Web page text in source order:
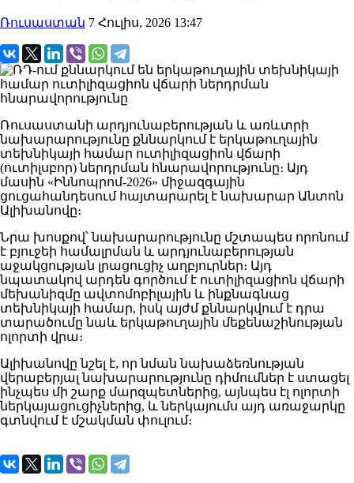
Ռուսաստան 7 Հուլիս, 2026 13:47
Ռուսաստանի արդյունաբերության և առևտրի
նախարարությունը քննարկում է երկաթուղային
տեխնիկայի համար ուտիլիզացիոն վճարի
(ուտիլսբոր) ներդրման հնարավորությունը։ Այդ
մասին «Իննոպրոմ-2026» միջազգային
ցուցահանդեսում հայտարարել է նախարար Անտոն
Ալիխանովը։
Նրա խոսքով՝ նախարարությունը մշտապես որոնում
է բյուջեի համալրման և արդյունաբերության
աջակցության լրացուցիչ աղբյուրներ։ Այդ
նպատակով արդեն գործում է ուտիլիզացիոն վճարի
մեխանիզմը ավտոմոբիլային և ինքնագնաց
տեխնիկայի համար, իսկ այժմ քննարկվում է դրա
տարածումը նաև երկաթուղային մեքենաշինության
ոլորտի վրա։
Ալիխանովը նշել է, որ նման նախաձեռնության
վերաբերյալ նախարարությունը դիմումներ է ստացել
ինչպես մի շարք մարզպետներից, այնպես էլ ոլորտի
ներկայացուցիչներից, և ներկայումս այդ առաջարկը
գտնվում է մշակման փուլում։